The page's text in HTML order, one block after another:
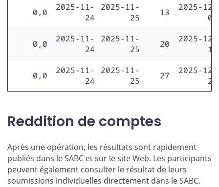
0,0
2025-11-
24
2025-11-
25
13
2025-12-
08
0,0
2025-11-
24
2025-11-
25
20
2025-12-
15
0,0
2025-11-
24
2025-11-
25
27
2025-12-
22
Reddition de comptes
Après une opération, les résultats sont rapidement
publiés dans le SABC et sur le site Web. Les participants
peuvent également consulter le résultat de leurs
soumissions individuelles directement dans le SABC.